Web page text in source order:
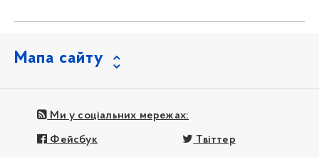
Мапа сайту
Ми у соціальних мережах:
Фейсбук Твіттер